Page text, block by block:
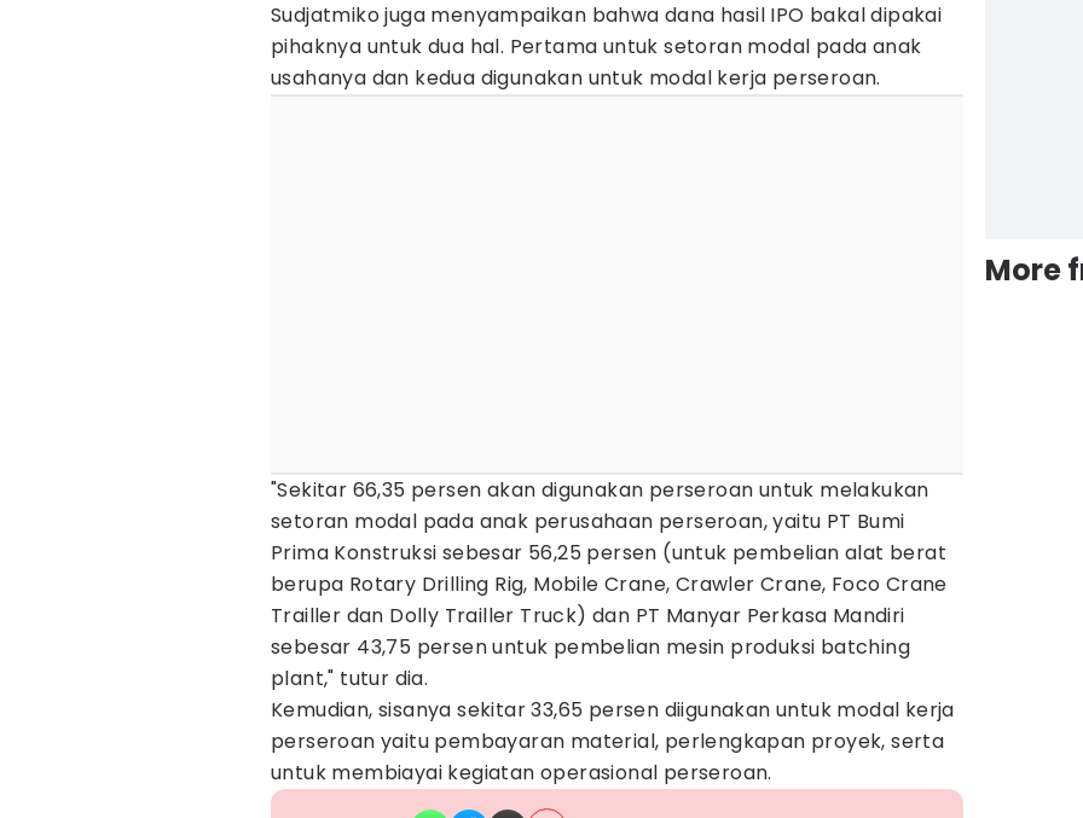
Sudjatmiko juga menyampaikan bahwa dana hasil IPO bakal dipakai
pihaknya untuk dua hal. Pertama untuk setoran modal pada anak
usahanya dan kedua digunakan untuk modal kerja perseroan.
"Sekitar 66,35 persen akan digunakan perseroan untuk melakukan
setoran modal pada anak perusahaan perseroan, yaitu PT Bumi
Prima Konstruksi sebesar 56,25 persen (untuk pembelian alat berat
berupa Rotary Drilling Rig, Mobile Crane, Crawler Crane, Foco Crane
Trailler dan Dolly Trailler Truck) dan PT Manyar Perkasa Mandiri
sebesar 43,75 persen untuk pembelian mesin produksi batching
plant," tutur dia.
Kemudian, sisanya sekitar 33,65 persen diigunakan untuk modal kerja
perseroan yaitu pembayaran material, perlengkapan proyek, serta
untuk membiayai kegiatan operasional perseroan.
More